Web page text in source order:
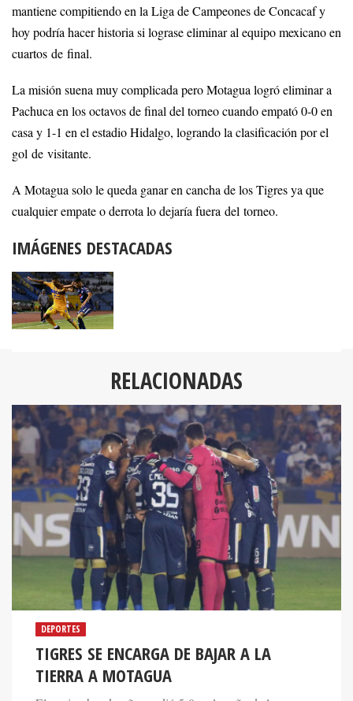
mantiene compitiendo en la Liga de Campeones de Concacaf y
hoy podría hacer historia si lograse eliminar al equipo mexicano en
cuartos de final.
La misión suena muy complicada pero Motagua logró eliminar a
Pachuca en los octavos de final del torneo cuando empató 0-0 en
casa y 1-1 en el estadio Hidalgo, logrando la clasificación por el
gol de visitante.
A Motagua solo le queda ganar en cancha de los Tigres ya que
cualquier empate o derrota lo dejaría fuera del torneo.
IMÁGENES DESTACADAS
RELACIONADAS
DEPORTES
TIGRES SE ENCARGA DE BAJAR A LA
TIERRA A MOTAGUA